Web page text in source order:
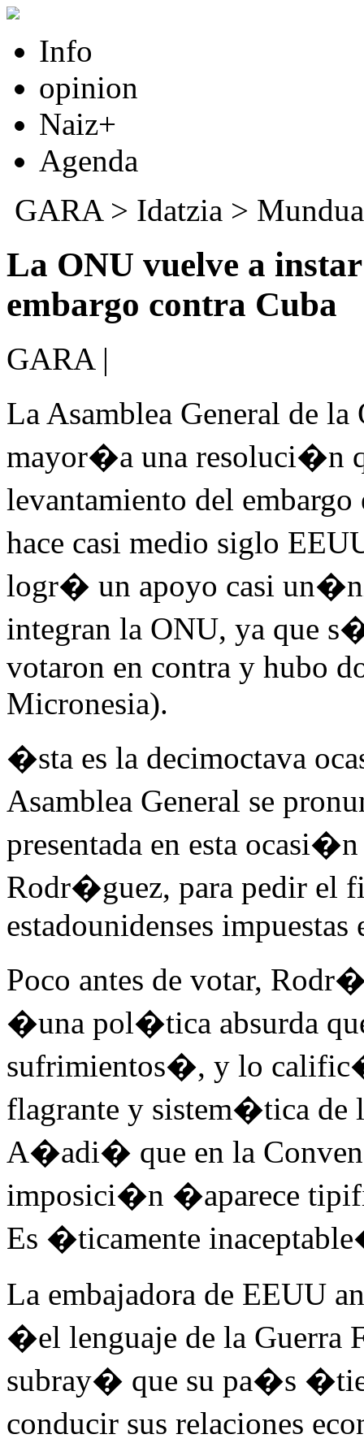
Info
opinion
Naiz+
Agenda
GARA> Idatzia > Mundua
La ONU vuelve a
embargo contra Cuba
GARA |
La Asamblea General de
mayor�a una resoluci�n
levantamiento del
hace casi medio siglo
logr� un apoyo casi
integran la ONU, ya que
votaron en contra y hubo
Micronesia).
�sta es la decimoctava
Asamblea General se
presentada en esta
Rodr�guez, para pedir el
estadounidenses impuestas
Poco antes de votar,
�una pol�tica absurda
sufrimientos�, y lo
flagrante y sistem�tica de
A�adi� que en la
imposici�n �aparece
Es �ticamente
La embajadora de EEUU
�el lenguaje de la
subray� que su pa�s
conducir sus relaciones